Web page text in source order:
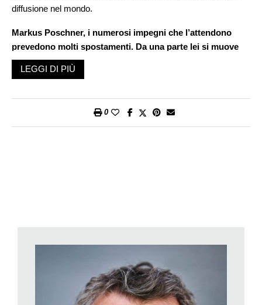
diffusione nel mondo.
Markus Poschner, i numerosi impegni che l’attendono
prevedono molti spostamenti. Da una parte lei si muove
da solo da un luogo all’altro, dall’altra si confronta con le
prove e i concerti, dove è circondato dai suoi musicisti e
spesso soli, poiché si tratta di un’eterna ricerca e di un
ognuno deve scendere a patti. Nel mio caso esiste anche una
soggiorno in albergo, e le mie giornate sono impegnate dalle
prove. In quei momenti, però, sono talmente immerso nel mio
lavoro e nelle mie partiture da finire in una specie di tunnel e
LEGGI DI PIÙ
0